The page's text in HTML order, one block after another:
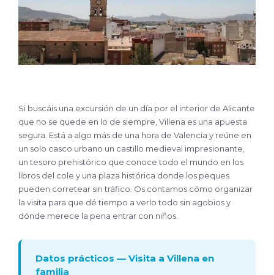
Si buscáis una excursión de un día por el interior de Alicante
que no se quede en lo de siempre, Villena es una apuesta
segura. Está a algo más de una hora de Valencia y reúne en
un solo casco urbano un castillo medieval impresionante,
un tesoro prehistórico que conoce todo el mundo en los
libros del cole y una plaza histórica donde los peques
pueden corretear sin tráfico. Os contamos cómo organizar
la visita para que dé tiempo a verlo todo sin agobios y
dónde merece la pena entrar con niños.
Datos prácticos — Visita a Villena en
familia